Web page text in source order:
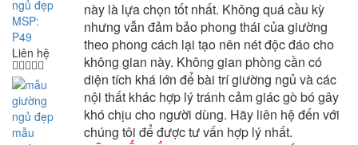
ngủ đẹp
MSP:
P49
Liên hệ
mẫu
này là lựa chọn tốt nhất. Không quá cầu kỳ
nhưng vẫn đảm bảo phong thái của giường
theo phong cách lại tạo nên nét độc đáo cho
không gian này. Không gian phòng cần có
diện tích khá lớn để bài trí giường ngủ và các
nội thất khác hợp lý tránh cảm giác gò bó gây
khó chịu cho người dùng. Hãy liên hệ đến với
chúng tôi để được tư vấn hợp lý nhất.